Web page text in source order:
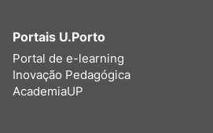
Portais U.Porto
Portal de e-learning
Inovação Pedagógica
AcademiaUP